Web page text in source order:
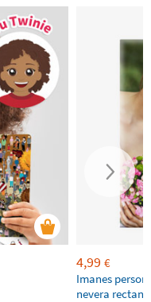
4,99 €
Imanes
nevera